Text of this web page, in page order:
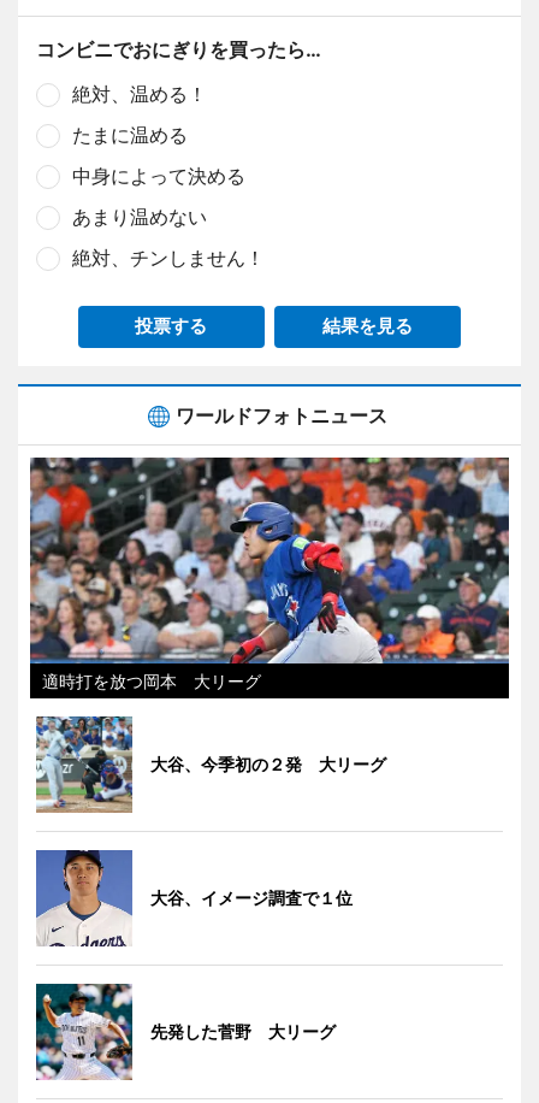
コンビニでおにぎりを買ったら…
絶対、温める！
たまに温める
中身によって決める
あまり温めない
絶対、チンしません！
投票する 結果を見る
ワールドフォトニュース
適時打を放つ岡本 大リーグ
大谷、今季初の２発 大リーグ
大谷、イメージ調査で１位
先発した菅野 大リーグ